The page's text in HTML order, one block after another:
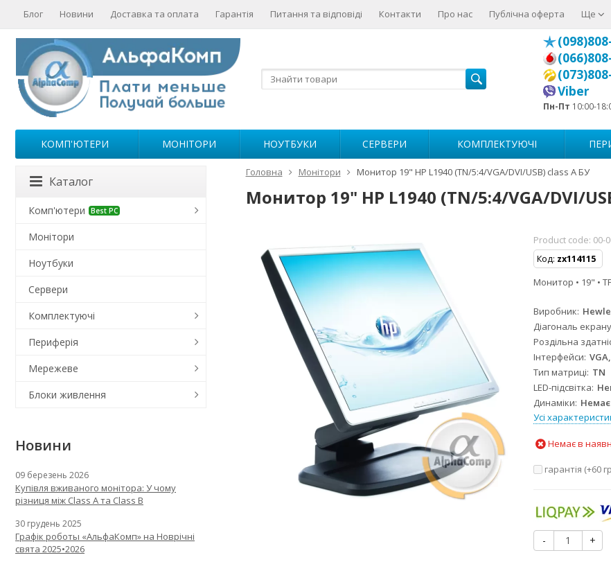
Блог Новини Доставка та оплата Гарантія Питання та відповіді Контакти Про нас Публічна оферта Ще
Viber
Пн-Пт 10:00-
КОМП'ЮТЕРИ МОНІТОРИ НОУТБУКИ СЕРВЕРИ КОМПЛЕКТУЮЧІ
Головна Монітори Монитор 19" HP L1940 (TN/5:4/VGA/DVI/USB) class A БУ
Монитор 19" HP L1940 (TN/5:4/VGA/DVI/
Product code: 00-
Код: zx114115
Монитор • 19" •
Виробник
Діагональ екрану
Роздільна
Інтерфейси
Тип матриці TN
LED-підсвітка
Динаміки Немає
Усі
Немає в
гарантія (+60
- +
Каталог
Комп'ютери Best PC
Монітори
Ноутбуки
Сервери
Комплектуючі
Периферія
Мережеве
Блоки живлення
Новини
09 березень 2026
Купівля вживаного монітора: У чому
різниця між Class A та Class B
30 грудень 2025
Графік роботы «АльфаКомп» на Новрічні
свята 2025•2026